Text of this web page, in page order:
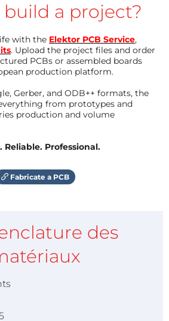
a project?
with the Elektor PCB Service,
. Upload the project files and order
PCBs or assembled boards
production platform.
Gerber, and ODB++ formats, the
from prototypes and
production and volume
Reliable. Professional.
Fabricate a PCB
des